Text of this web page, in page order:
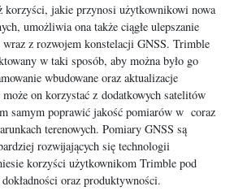
korzyści, jakie przynosi użytkownikowi nowa
umożliwia ona także ciągłe ulepszanie
z rozwojem konstelacji GNSS. Trimble
w taki sposób, aby można było go
wbudowane oraz aktualizacje
on korzystać z dodatkowych satelitów
samym poprawić jakość pomiarów w coraz
terenowych. Pomiary GNSS są
rozwijających się technologii
korzyści użytkownikom Trimble pod
oraz produktywności.